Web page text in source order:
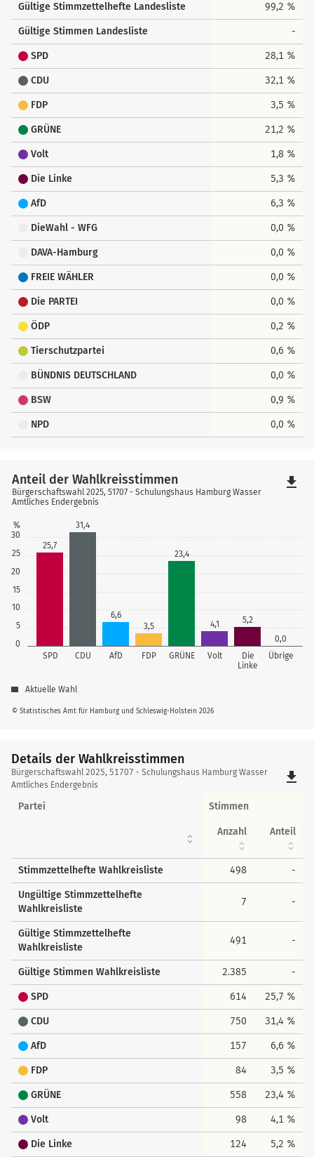
Gültige Stimmzettelhefte Landesliste 99,2 %
Gültige Stimmen Landesliste -
SPD 28,1 %
CDU 32,1 %
FDP 3,5 %
GRÜNE 21,2 %
Volt 1,8 %
Die Linke 5,3 %
AfD 6,3 %
DieWahl - WFG 0,0 %
DAVA-Hamburg 0,0 %
FREIE WÄHLER 0,0 %
Die PARTEI 0,0 %
ÖDP 0,2 %
Tierschutzpartei 0,6 %
BÜNDNIS DEUTSCHLAND 0,0 %
BSW 0,9 %
NPD 0,0 %
0
5
10
15
20
25
30
%
SPD CDU AfD FDP GRÜNE Volt
Die
Linke
Übrige
25,7
31,4
6,6
3,5
23,4
4,1
5,2
0,0
© Statistisches Amt für Hamburg und Schleswig-Holstein 2026
Anteil der Wahlkreisstimmen
Bürgerschaftswahl 2025, 51707 - Schulungshaus Hamburg Wasser
Amtliches Endergebnis
Aktuelle Wahl
file_download
Details der Wahlkreisstimmen
Details
der
Wahlkreisstimmen
Bürgerschaftswahl 2025, 51707 - Schulungshaus Hamburg Wasser
Amtliches Endergebnis
file_download
Partei Stimmen
Anzahl Anteil
Stimmzettelhefte Wahlkreisliste 498 -
Ungültige Stimmzettelhefte
Wahlkreisliste
7 -
Gültige Stimmzettelhefte
Wahlkreisliste
491 -
Gültige Stimmen Wahlkreisliste 2.385 -
SPD 614 25,7 %
CDU 750 31,4 %
AfD 157 6,6 %
FDP 84 3,5 %
GRÜNE 558 23,4 %
Volt 98 4,1 %
Die Linke 124 5,2 %